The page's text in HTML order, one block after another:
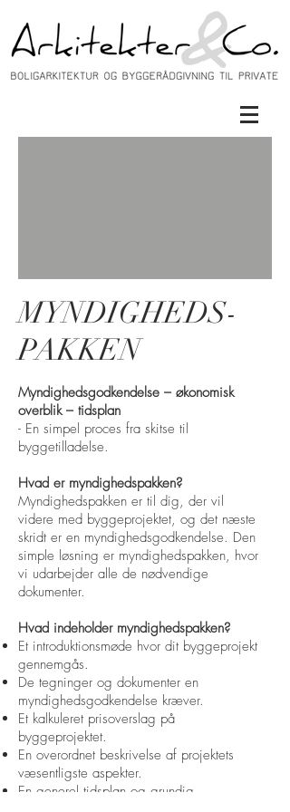
MYNDIGHEDS-
PAKKEN
Myndighedsgodkendelse – økonomisk
overblik – tidsplan
- En simpel proces fra skitse til
byggetilladelse.
Hvad er myndighedspakken?
Myndighedspakken er til dig, der vil
videre med byggeprojektet, og det næste
skridt er en myndighedsgodkendelse. Den
simple løsning er myndighedspakken, hvor
vi udarbejder alle de nødvendige
dokumenter.
Hvad indeholder myndighedspakken?
Et introduktionsmøde hvor dit byggeprojekt
gennemgås.
De tegninger og dokumenter en
myndighedsgodkendelse kræver.
Et kalkuleret prisoverslag på
byggeprojektet.
En overordnet beskrivelse af projektets
væsentligste aspekter.
En generel tidsplan og grundig